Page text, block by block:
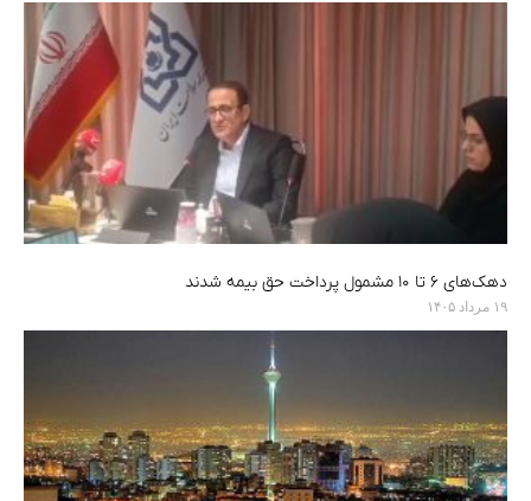
دهک‌های ۶ تا ۱۰ مشمول پرداخت حق بیمه شدند
۱۹ مرداد ۱۴۰۵